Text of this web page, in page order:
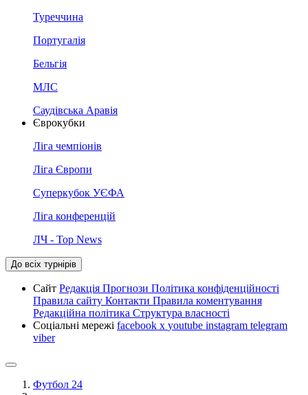
Туреччина
Португалія
Бельгія
МЛС
Саудівська Аравія
Єврокубки
Ліга чемпіонів
Ліга Європи
Суперкубок УЄФА
Ліга конференцій
ЛЧ - Top News
До всіх турнірів
Сайт Редакція Прогнози Політика конфіденційності
Правила сайту Контакти Правила коментування
Редакційна політика Структура власності
Соціальні мережі facebook x youtube instagram telegram
viber
Футбол 24